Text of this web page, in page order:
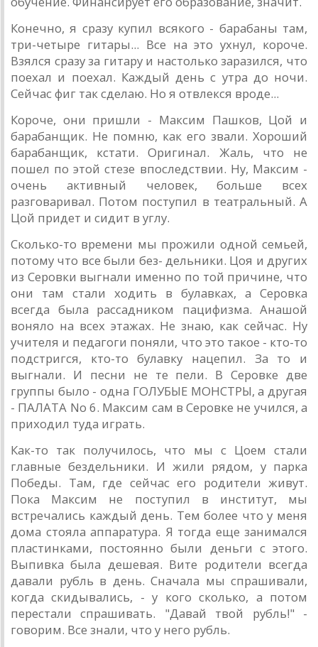
Конечно, я сразу купил всякого - барабаны там,
три-четыре гитары... Все на это ухнул, короче.
Взялся сразу за гитару и настолько заразился, что
поехал и поехал. Каждый день с утра до ночи.
Сейчас фиг так сделаю. Но я отвлекся вроде...
Короче, они пришли - Максим Пашков, Цой и
барабанщик. Не помню, как его звали. Хороший
барабанщик, кстати. Оригинал. Жаль, что не
пошел по этой стезе впоследствии. Ну, Максим -
очень активный человек, больше всех
разговаривал. Потом поступил в театральный. А
Цой придет и сидит в углу.
Сколько-то времени мы прожили одной семьей,
потому что все были без- дельники. Цоя и других
из Серовки выгнали именно по той причине, что
они там стали ходить в булавках, а Серовка
всегда была рассадником пацифизма. Анашой
воняло на всех этажах. Не знаю, как сейчас. Ну
учителя и педагоги поняли, что это такое - кто-то
подстригся, кто-то булавку нацепил. За то и
выгнали. И песни не те пели. В Серовке две
группы было - одна ГОЛУБЫЕ МОНСТРЫ, а другая
- ПАЛАТА No 6. Максим сам в Серовке не учился, а
приходил туда играть.
Как-то так получилось, что мы с Цоем стали
главные бездельники. И жили рядом, у парка
Победы. Там, где сейчас его родители живут.
Пока Максим не поступил в институт, мы
встречались каждый день. Тем более что у меня
дома стояла аппаратура. Я тогда еще занимался
пластинками, постоянно были деньги с этого.
Выпивка была дешевая. Вите родители всегда
давали рубль в день. Сначала мы спрашивали,
когда скидывались, - у кого сколько, а потом
перестали спрашивать. "Давай твой рубль!" -
говорим. Все знали, что у него рубль.